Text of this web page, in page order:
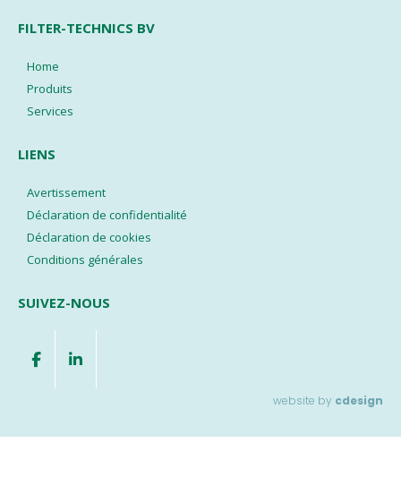
FILTER-TECHNICS BV
Home
Produits
Services
LIENS
Avertissement
Déclaration de confidentialité
Déclaration de cookies
Conditions générales
SUIVEZ-NOUS
website by cdesign